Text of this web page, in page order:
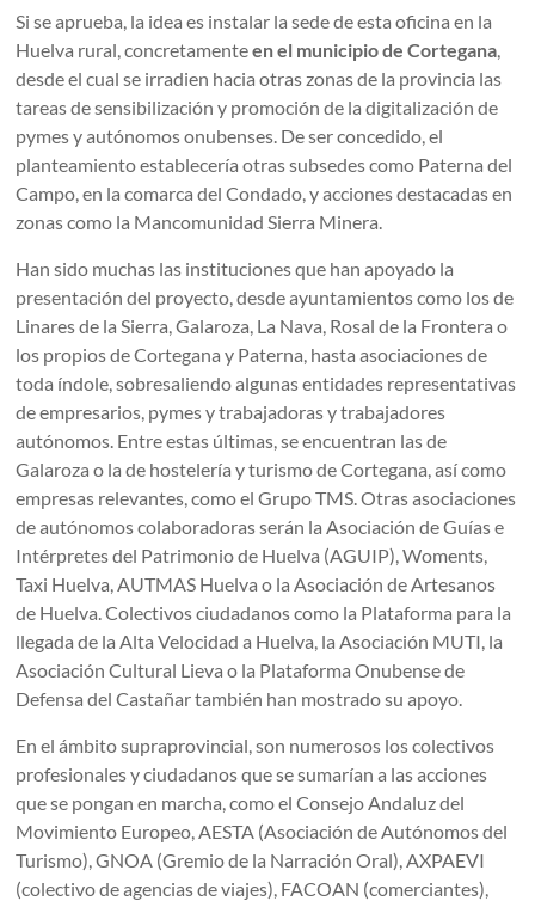
Si se aprueba, la idea es instalar la sede de esta oficina en la
Huelva rural, concretamenteen el municipio de Cortegana,
desde el cual se irradien hacia otras zonas de la provincia las
tareas de sensibilización y promoción de la digitalización de
pymes y autónomos onubenses. De ser concedido, el
planteamiento establecería otras subsedes como Paterna del
Campo, en la comarca del Condado, y acciones destacadas en
zonas como la Mancomunidad Sierra Minera.
Han sido muchas las instituciones que han apoyado la
presentación del proyecto, desde ayuntamientos como los de
Linares de la Sierra, Galaroza, La Nava, Rosal de la Frontera o
los propios de Cortegana y Paterna, hasta asociaciones de
toda índole, sobresaliendo algunas entidades representativas
de empresarios, pymes y trabajadoras y trabajadores
autónomos. Entre estas últimas, se encuentran las de
Galaroza o la de hostelería y turismo de Cortegana, así como
empresas relevantes, como el Grupo TMS. Otras asociaciones
de autónomos colaboradoras serán la Asociación de Guías e
Intérpretes del Patrimonio de Huelva (AGUIP), Woments,
Taxi Huelva, AUTMAS Huelva o la Asociación de Artesanos
de Huelva. Colectivos ciudadanos como la Plataforma para la
llegada de la Alta Velocidad a Huelva, la Asociación MUTI, la
Asociación Cultural Lieva o la Plataforma Onubense de
Defensa del Castañar también han mostrado su apoyo.
En el ámbito supraprovincial, son numerosos los colectivos
profesionales y ciudadanos que se sumarían a las acciones
que se pongan en marcha, como el Consejo Andaluz del
Movimiento Europeo, AESTA (Asociación de Autónomos del
Turismo), GNOA (Gremio de la Narración Oral), AXPAEVI
(colectivo de agencias de viajes), FACOAN (comerciantes),